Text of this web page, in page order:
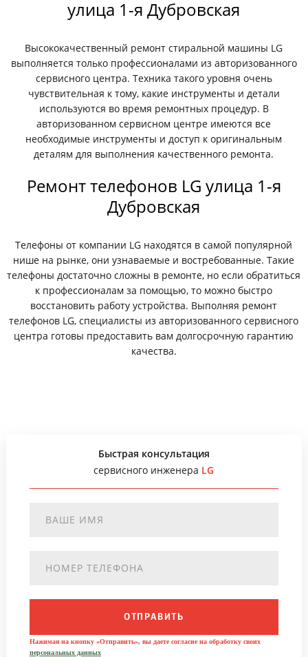
улица 1-я Дубровская
Высококачественный ремонт стиральной машины LG
выполняется только профессионалами из авторизованного
сервисного центра. Техника такого уровня очень
чувствительная к тому, какие инструменты и детали
используются во время ремонтных процедур. В
авторизованном сервисном центре имеются все
необходимые инструменты и доступ к оригинальным
деталям для выполнения качественного ремонта.
Ремонт телефонов LG улица 1-я
Дубровская
Телефоны от компании LG находятся в самой популярной
нише на рынке, они узнаваемые и востребованные. Такие
телефоны достаточно сложны в ремонте, но если обратиться
к профессионалам за помощью, то можно быстро
восстановить работу устройства. Выполняя ремонт
телефонов LG, специалисты из авторизованного сервисного
центра готовы предоставить вам долгосрочную гарантию
качества.
Быстрая консультация
сервисного инженера LG
ОТПРАВИТЬ
Нажимая на кнопку «Отправить», вы даете согласие на обработку своих
персональных данных